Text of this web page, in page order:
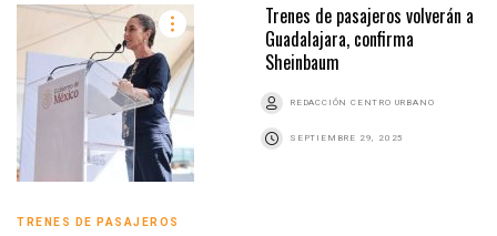
Trenes de pasajeros volverán a
Guadalajara, confirma
Sheinbaum
REDACCIÓN CENTRO URBANO
SEPTIEMBRE 29, 2025
TRENES DE PASAJEROS